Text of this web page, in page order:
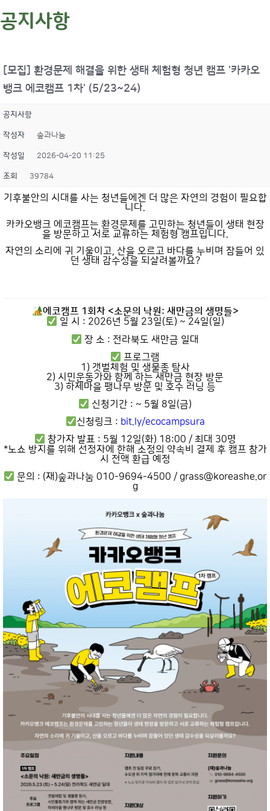
공지사항
[모집] 환경문제 해결을 위한 생태 체험형 청년 캠프 '카카오
뱅크 에코캠프 1차' (5/23~24)
공지사항
작성자 숲과나눔
작성일 2026-04-20 11:25
조회 39784
기후불안의 시대를 사는 청년들에겐 더 많은 자연의 경험이 필요합
니다.
카카오뱅크 에코캠프는 환경문제를 고민하는 청년들이 생태 현장
을 방문하고 서로 교류하는 체험형 캠프입니다.
자연의 소리에 귀 기울이고, 산을 오르고 바다를 누비며 잠들어 있
던 생태 감수성을 되살려볼까요?
에코캠프 1회차 <소문의 낙원: 새만금의 생명들>
일 시 : 2026년 5월 23일(토) ~ 24일(일)
장 소 : 전라북도 새만금 일대
프로그램
1) 갯벌체험 및 생물종 탐사
2) 시민운동가와 함께 하는 새만금 현장 방문
3) 하제마을 팽나무 방문 및 호수 러닝 등
신청기간 : ~ 5월 8일(금)
신청링크 : bit.ly/ecocampsura
참가자 발표 : 5월 12일(화) 18:00 / 최대 30명
*노쇼 방지를 위해 선정자에 한해 소정의 약속비 결제 후 캠프 참가
시 전액 환급 예정
문의 : (재)숲과나눔 010-9694-4500 / grass@koreashe.or
g